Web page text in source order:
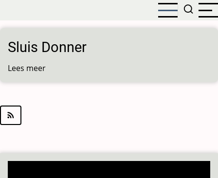
naar
de
inhoud
gaan
Sluis Donner
Lees meer